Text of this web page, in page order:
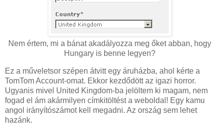
Nem értem, mi a bánat akadályozza meg őket abban, hogy
Hungary is benne legyen?
Ez a műveletsor szépen átvitt egy áruházba, ahol kérte a
TomTom Account-omat. Ekkor kezdődött az igazi horror.
Ugyanis mivel United Kingdom-ba jelöltem ki magam, nem
fogad el ám akármilyen címkitöltést a weboldal! Egy kamu
angol irányítószámot kell megadni. Az ország sem lehet
hazánk.